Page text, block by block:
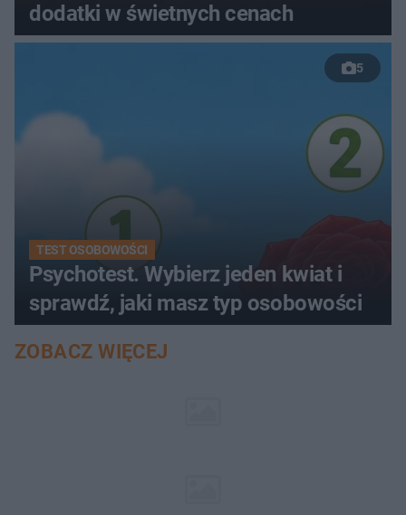
dodatki w świetnych cenach
5
TEST OSOBOWOŚCI
Psychotest. Wybierz jeden kwiat i
sprawdź, jaki masz typ osobowości
ZOBACZ WIĘCEJ